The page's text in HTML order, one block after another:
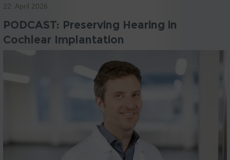
22. April 2026
PODCAST: Preserving Hearing in
Cochlear Implantation